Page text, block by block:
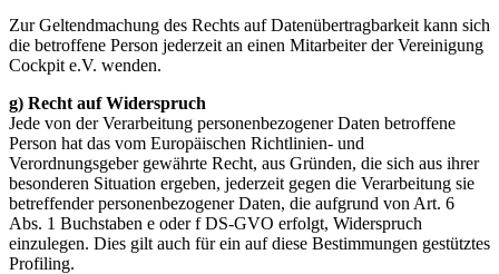
Zur Geltendmachung des Rechts auf Datenübertragbarkeit kann sich
die betroffene Person jederzeit an einen Mitarbeiter der Vereinigung
Cockpit e.V. wenden.
g) Recht auf Widerspruch
Jede von der Verarbeitung personenbezogener Daten betroffene
Person hat das vom Europäischen Richtlinien- und
Verordnungsgeber gewährte Recht, aus Gründen, die sich aus ihrer
besonderen Situation ergeben, jederzeit gegen die Verarbeitung sie
betreffender personenbezogener Daten, die aufgrund von Art. 6
Abs. 1 Buchstaben e oder f DS-GVO erfolgt, Widerspruch
einzulegen. Dies gilt auch für ein auf diese Bestimmungen gestütztes
Profiling.